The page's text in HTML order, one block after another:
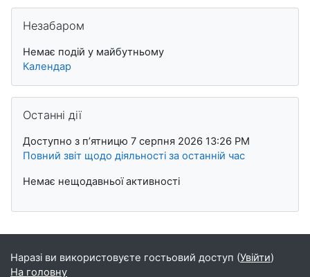
Незабаром
Немає подій у майбутньому
Календар
Останні дії
Доступно з пʼятницю 7 серпня 2026 13:26 PM
Повний звіт щодо діяльності за останній час
Немає нещодавньої активності
Наразі ви використовуєте гостьовий доступ (Увійти)
На головну